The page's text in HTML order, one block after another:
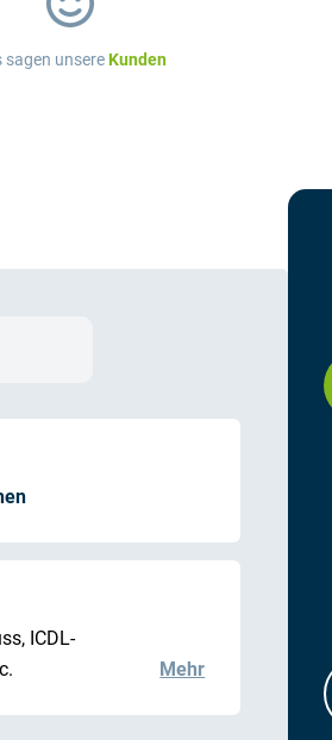
sagen unsereKunden
ICDL-
Mehr